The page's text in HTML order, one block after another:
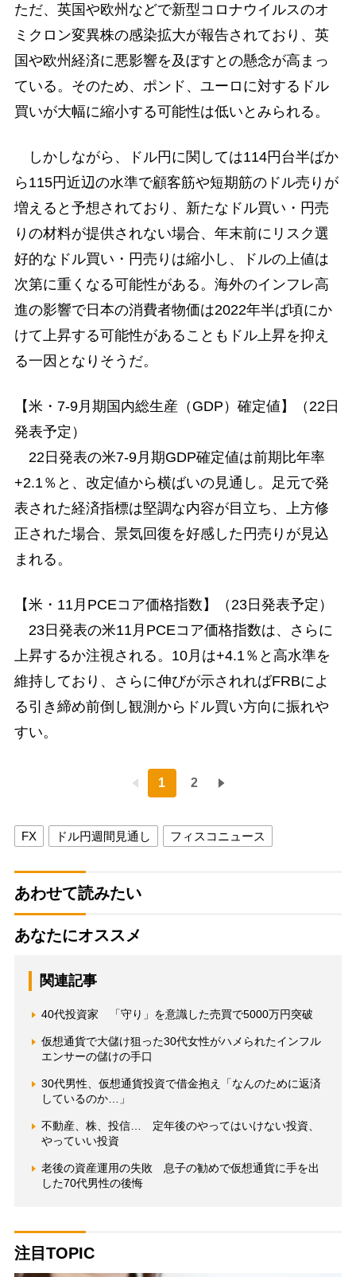
ただ、英国や欧州などで新型コロナウイルスのオ
ミクロン変異株の感染拡大が報告されており、英
国や欧州経済に悪影響を及ぼすとの懸念が高まっ
ている。そのため、ポンド、ユーロに対するドル
買いが大幅に縮小する可能性は低いとみられる。
しかしながら、ドル円に関しては114円台半ばか
ら115円近辺の水準で顧客筋や短期筋のドル売りが
増えると予想されており、新たなドル買い・円売
りの材料が提供されない場合、年末前にリスク選
好的なドル買い・円売りは縮小し、ドルの上値は
次第に重くなる可能性がある。海外のインフレ高
進の影響で日本の消費者物価は2022年半ば頃にか
けて上昇する可能性があることもドル上昇を抑え
る一因となりそうだ。
【米・7-9月期国内総生産（GDP）確定値】（22日
発表予定）
22日発表の米7-9月期GDP確定値は前期比年率
+2.1％と、改定値から横ばいの見通し。足元で発
表された経済指標は堅調な内容が目立ち、上方修
正された場合、景気回復を好感した円売りが見込
まれる。
【米・11月PCEコア価格指数】（23日発表予定）
23日発表の米11月PCEコア価格指数は、さらに
上昇するか注視される。10月は+4.1％と高水準を
維持しており、さらに伸びが示されればFRBによ
る引き締め前倒し観測からドル買い方向に振れや
すい。
1 2
FX ドル円週間見通し フィスコニュース
あわせて読みたい
あなたにオススメ
関連記事
40代投資家 「守り」を意識した売買で5000万円突破
仮想通貨で大儲け狙った30代女性がハメられたインフル
エンサーの儲けの手口
30代男性、仮想通貨投資で借金抱え「なんのために返済
しているのか…」
不動産、株、投信… 定年後のやってはいけない投資、
やっていい投資
老後の資産運用の失敗 息子の勧めで仮想通貨に手を出
した70代男性の後悔
注目TOPIC